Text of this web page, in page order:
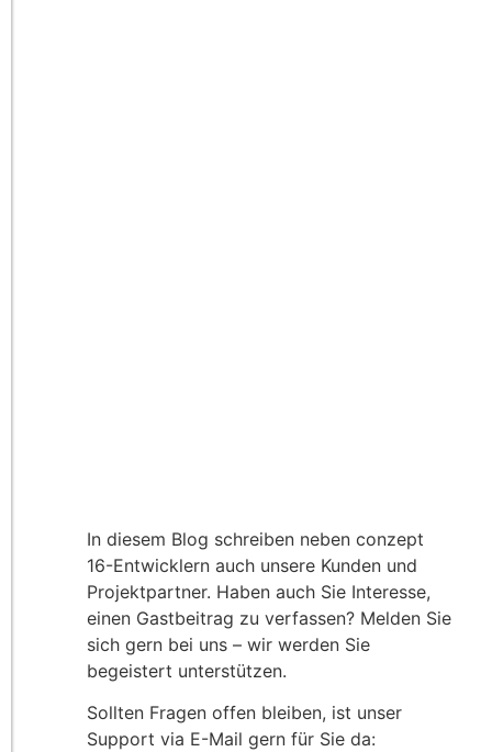
In diesem Blog schreiben neben conzept
16-Entwicklern auch unsere Kunden und
Projektpartner. Haben auch Sie Interesse,
einen Gastbeitrag zu verfassen? Melden Sie
sich gern bei uns – wir werden Sie
begeistert unterstützen.
Sollten Fragen offen bleiben, ist unser
Support via E-Mail gern für Sie da: